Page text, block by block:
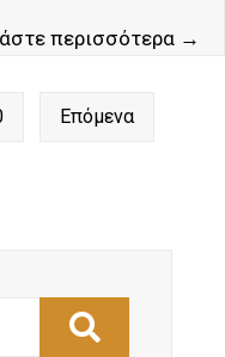
περισσότερα →
Επόμενα